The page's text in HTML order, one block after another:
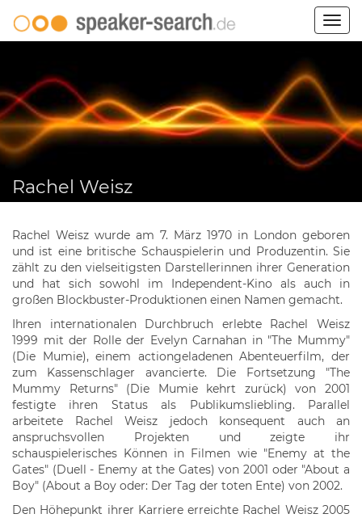
Rachel Weisz
Rachel Weisz wurde am 7. März 1970 in London geboren
und ist eine britische Schauspielerin und Produzentin. Sie
zählt zu den vielseitigsten Darstellerinnen ihrer Generation
und hat sich sowohl im Independent-Kino als auch in
großen Blockbuster-Produktionen einen Namen gemacht.
Ihren internationalen Durchbruch erlebte Rachel Weisz
1999 mit der Rolle der Evelyn Carnahan in "The Mummy"
(Die Mumie), einem actiongeladenen Abenteuerfilm, der
zum Kassenschlager avancierte. Die Fortsetzung "The
Mummy Returns" (Die Mumie kehrt zurück) von 2001
festigte ihren Status als Publikumsliebling. Parallel
arbeitete Rachel Weisz jedoch konsequent auch an
anspruchsvollen Projekten und zeigte ihr
schauspielerisches Können in Filmen wie "Enemy at the
Gates" (Duell - Enemy at the Gates) von 2001 oder "About a
Boy" (About a Boy oder: Der Tag der toten Ente) von 2002.
Den Höhepunkt ihrer Karriere erreichte Rachel Weisz 2005